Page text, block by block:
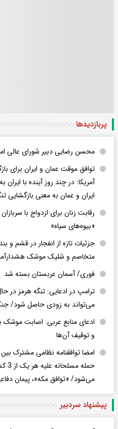
پربازدید‌ها
محسن رضایی دبیر شورای عالی
توافق موقت عمان و ایران برای
آمریکا: در چند روز آینده با
ایران و عمان به معنی بازگشایی
رقابت زنان برای ازدواج با
«بیوه‌های سیاه»
جزئیات تازه از انفجار در قشم و
متخاصم و شلیک موشک
فوری/ آسمان عربستان بسته شد
ترامپ در ادعایی: تنگه هرمز در
می‌تواند به‌ زودی حاصل شود/
ادعای منابع عربی: اصابت
و توقیف آن‌ها
امضا توافقنامه نظامی مشترک
می‌شود/ «توافق مکه»، پیمان
پیشنهاد سردبیر